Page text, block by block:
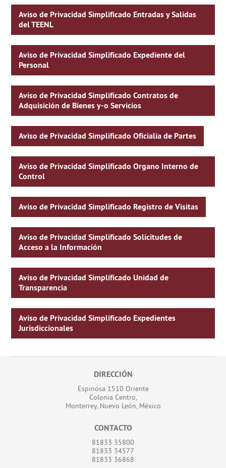
Aviso de Privacidad Simplificado Entradas y Salidas
del TEENL
Aviso de Privacidad Simplificado Expediente del
Personal
Aviso de Privacidad Simplificado Contratos de
Adquisición de Bienes y-o Servicios
Aviso de Privacidad Simplificado Oficialia de Partes
Aviso de Privacidad Simplificado Organo Interno de
Control
Aviso de Privacidad Simplificado Registro de Visitas
Aviso de Privacidad Simplificado Solicitudes de
Acceso a la Información
Aviso de Privacidad Simplificado Unidad de
Transparencia
Aviso de Privacidad Simplificado Expedientes
Jurisdiccionales
DIRECCIÓN
Espinosa 1510 Oriente
Colonia Centro,
Monterrey, Nuevo León, México
CONTACTO
81833 35800
81833 34577
81833 36868